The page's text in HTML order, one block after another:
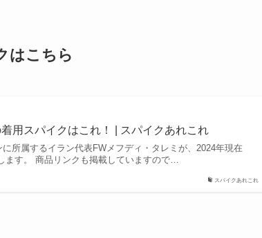
はこちら
スパイクあれこれ
用スパイクはこれ！ | スパイクあれこれ
所属するイラン代表FWメフディ・タレミが、2024年現在
す。 商品リンクも掲載していますので…